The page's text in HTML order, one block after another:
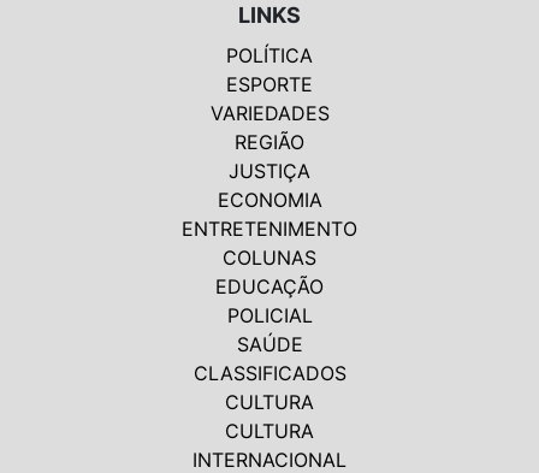
LINKS
POLÍTICA
ESPORTE
VARIEDADES
REGIÃO
JUSTIÇA
ECONOMIA
ENTRETENIMENTO
COLUNAS
EDUCAÇÃO
POLICIAL
SAÚDE
CLASSIFICADOS
CULTURA
CULTURA
INTERNACIONAL